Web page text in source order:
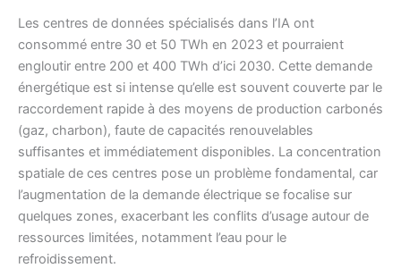
Les centres de données spécialisés dans l’IA ont
consommé entre 30 et 50 TWh en 2023 et pourraient
engloutir entre 200 et 400 TWh d’ici 2030. Cette demande
énergétique est si intense qu’elle est souvent couverte par le
raccordement rapide à des moyens de production carbonés
(gaz, charbon), faute de capacités renouvelables
suffisantes et immédiatement disponibles. La concentration
spatiale de ces centres pose un problème fondamental, car
l’augmentation de la demande électrique se focalise sur
quelques zones, exacerbant les conflits d’usage autour de
ressources limitées, notamment l’eau pour le
refroidissement.